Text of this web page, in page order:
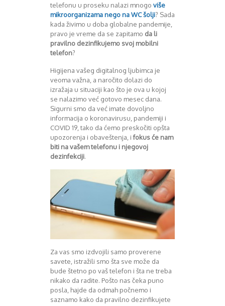
LG
Motorola
Nokia
Pitamo stručnjake
Sony
Testovi modela
Upoređivanje modela
Windows Phone
Zanimljivosti
Septembar 2012
Oktobar 2012
Novembar 2012
Decembar 2012
Mart 2013
April 2013
Maj 2013
Juni 2013
Juli 2013
August 2013
Septembar 2013
Decembar 2013
Januar 2014
Februar 2014
Mart 2014
April 2014
Maj 2014
Juni 2014
August 2014
Septembar 2014
Oktobar 2014
Decembar 2014
telefonu u proseku nalazi mnogo više
mikroorganizama nego na WC šolji? Sada
kada živimo u doba globalne pandemije,
pravo je vreme da se zapitamo da li
pravilno dezinfikujemo svoj mobilni
telefon?
Higijena vašeg digitalnog ljubimca je
veoma važna, a naročito dolazi do
izražaja u situaciji kao što je ova u kojoj
se nalazimo već gotovo mesec dana.
Sigurni smo da već imate dovoljno
informacija o koronavirusu, pandemiji i
COVID 19, tako da ćemo preskočiti opšta
upozorenja i obaveštenja, ifokus će nam
biti na vašem telefonu i njegovoj
dezinfekciji.
Za vas smo izdvojili samo proverene
savete, istražili smo šta sve može da
bude štetno po vaš telefon i šta ne treba
nikako da radite. Pošto nas čeka puno
posla, hajde da odmah počnemo i
saznamo kako da pravilno dezinfikujete